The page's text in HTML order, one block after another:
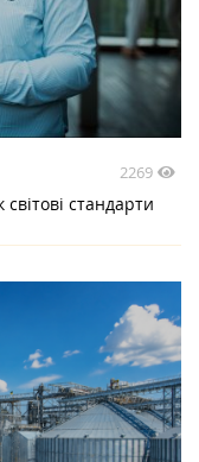
2269
стандарти